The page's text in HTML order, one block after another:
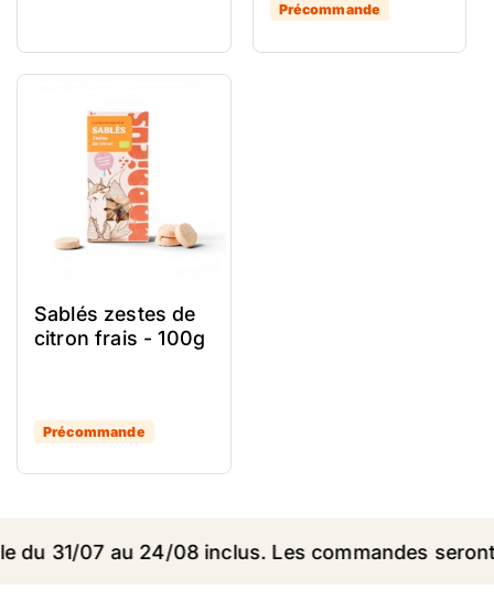
Précommande
Sablés zestes de
citron frais - 100g
Précommande
07 au 24/08 inclus. Les commandes seront